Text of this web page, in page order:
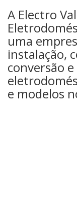
A Electro
uma
instalação,
conversão
e modelos